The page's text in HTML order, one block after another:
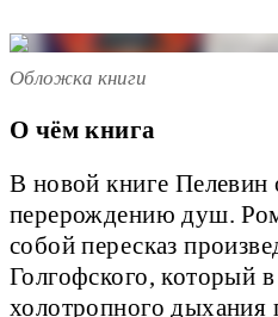
Обложка книги
О чём книга
В новой книге Пелевин
перерождению душ.
собой пересказ
Голгофского, который
холотропного дыхания